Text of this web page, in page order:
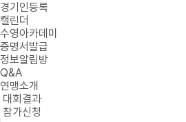
경기인등록
캘린더
수영아카데미
증명서발급
정보알림방
Q&A
연맹소개
대회결과
참가신청